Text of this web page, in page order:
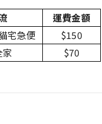
運費金額
宅急便
$150
$70